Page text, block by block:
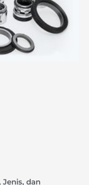
Jenis, dan